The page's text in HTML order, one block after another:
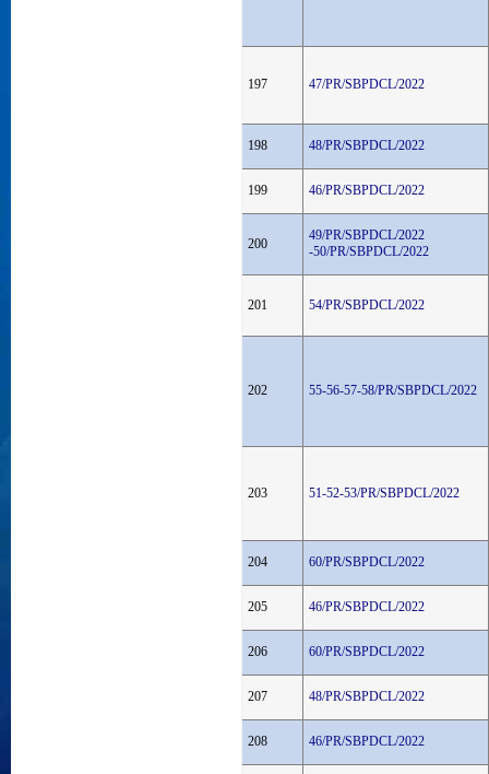
197 47/PR/SBPDCL/2022
198 48/PR/SBPDCL/2022
199 46/PR/SBPDCL/2022
200
49/PR/SBPDCL/2022
-50/PR/SBPDCL/2022
201 54/PR/SBPDCL/2022
202 55-56-57-58/PR/SBPDCL/2022
203 51-52-53/PR/SBPDCL/2022
204 60/PR/SBPDCL/2022
205 46/PR/SBPDCL/2022
206 60/PR/SBPDCL/2022
207 48/PR/SBPDCL/2022
208 46/PR/SBPDCL/2022